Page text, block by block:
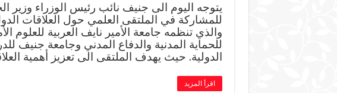
يتوجه اليوم الى جنيف نائب رئيس الوزراء وزير
للمشاركة في الملتقى العلمي حول العلاقات
والذي تنظمه جامعة الأمير نايف العربية للعلوم
للحماية المدنية والدفاع المدني وجامعة جنيف
الدولية. حيث يهدف الملتقى الى تعزيز أهمية
اقرأ المزيد